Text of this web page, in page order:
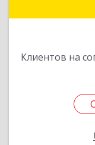
Клиентов на